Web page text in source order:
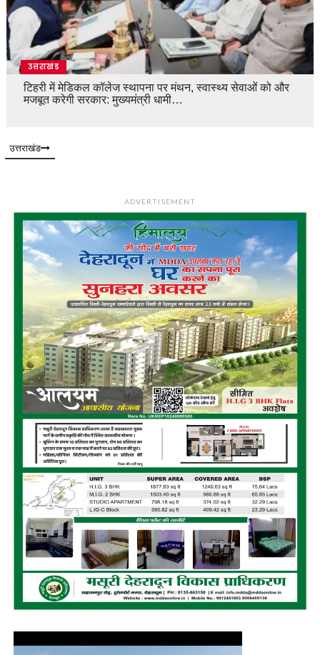
उत्तराखंड
टिहरी में मेडिकल कॉलेज स्थापना पर मंथन, स्वास्थ्य सेवाओं को और
मजबूत करेगी सरकार: मुख्यमंत्री धामी…
उत्तराखंड
ADVERTISEMENT